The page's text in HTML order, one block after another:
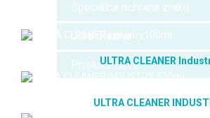
Špeciálna ochrana zraku
Ultra Cleaner
Príslušenstvo
ULTRA CLEANER
ULTRA CLEANER